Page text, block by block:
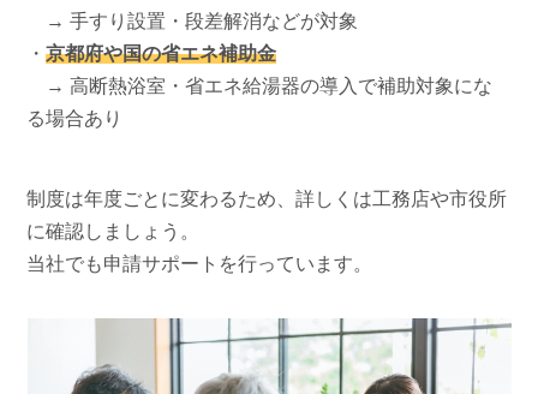
→ 手すり設置・段差解消などが対象
・京都府や国の省エネ補助金
→ 高断熱浴室・省エネ給湯器の導入で補助対象にな
る場合あり
制度は年度ごとに変わるため、詳しくは工務店や市役所
に確認しましょう。
当社でも申請サポートを行っています。